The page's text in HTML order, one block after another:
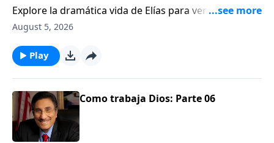
Explore la dramática vida de Elías para ver una
ilustración de cómo Dios trabaja detrás del velo.
August 5, 2026
Play
Como trabaja Dios: Parte 06